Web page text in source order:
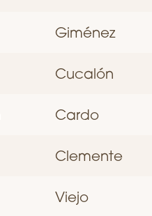
Giménez
Cucalón
Cardo
Clemente
Viejo